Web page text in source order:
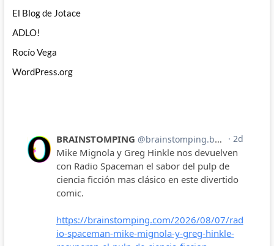
El Blog de Jotace
ADLO!
Rocío Vega
WordPress.org